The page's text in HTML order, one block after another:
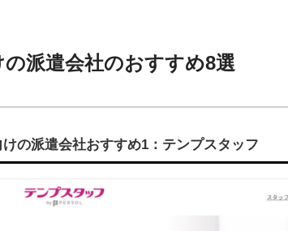
の派遣会社のおすすめ8選
の派遣会社おすすめ1：テンプスタッフ